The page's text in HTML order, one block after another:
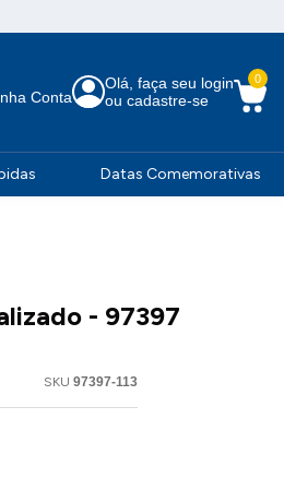
Conta
Olá, faça seu login
ou cadastre-se
0
Datas Comemorativas
- 97397
SKU 97397-113